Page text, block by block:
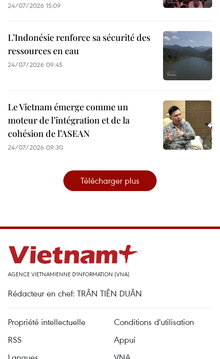
24/07/2026 15:09
L’Indonésie renforce sa sécurité des
ressources en eau
24/07/2026 09:45
Le Vietnam émerge comme un
moteur de l’intégration et de la
cohésion de l’ASEAN
24/07/2026 09:30
Télécharger plus
AGENCE VIETNAMIENNE D'INFORMATION (VNA)
Rédacteur en chef: TRÂN TIÊN DUÂN
Propriété intellectuelle
Conditions d'utilisation
RSS
Appui